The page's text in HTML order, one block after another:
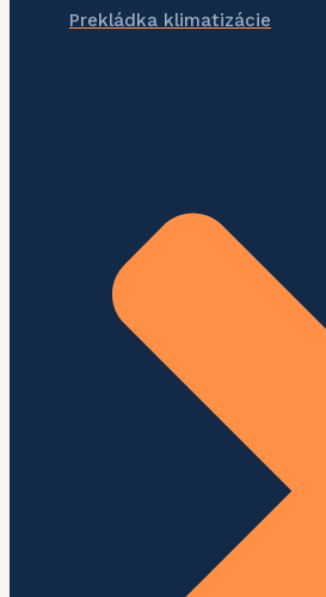
Prekládka klimatizácie